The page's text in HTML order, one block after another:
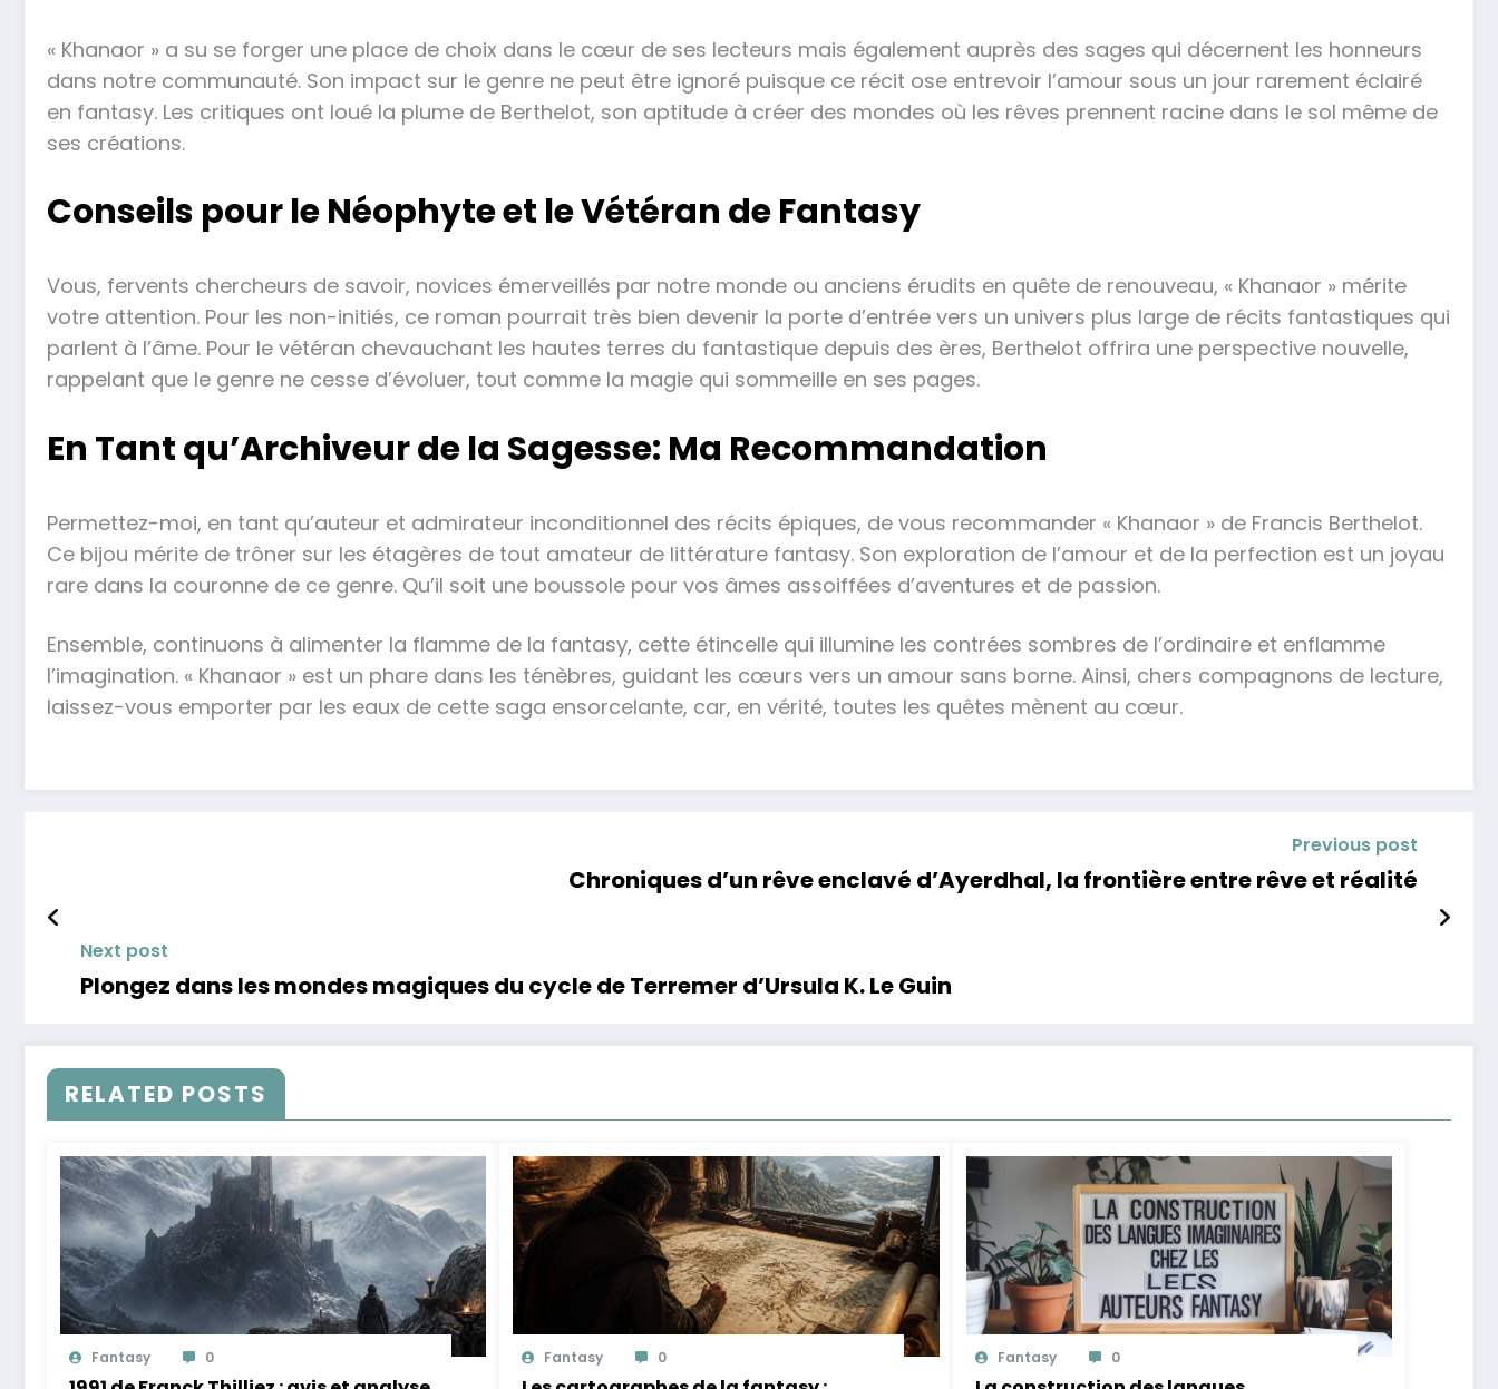
« Khanaor » a su se forger une place de choix dans le cœur de ses lecteurs mais également auprès des sages qui décernent les honneurs
dans notre communauté. Son impact sur le genre ne peut être ignoré puisque ce récit ose entrevoir l’amour sous un jour rarement éclairé
en fantasy. Les critiques ont loué la plume de Berthelot, son aptitude à créer des mondes où les rêves prennent racine dans le sol même de
ses créations.
Conseils pour le Néophyte et le Vétéran de Fantasy
Vous, fervents chercheurs de savoir, novices émerveillés par notre monde ou anciens érudits en quête de renouveau, « Khanaor » mérite
votre attention. Pour les non-initiés, ce roman pourrait très bien devenir la porte d’entrée vers un univers plus large de récits fantastiques qui
parlent à l’âme. Pour le vétéran chevauchant les hautes terres du fantastique depuis des ères, Berthelot offrira une perspective nouvelle,
rappelant que le genre ne cesse d’évoluer, tout comme la magie qui sommeille en ses pages.
En Tant qu’Archiveur de la Sagesse: Ma Recommandation
Permettez-moi, en tant qu’auteur et admirateur inconditionnel des récits épiques, de vous recommander « Khanaor » de Francis Berthelot.
Ce bijou mérite de trôner sur les étagères de tout amateur de littérature fantasy. Son exploration de l’amour et de la perfection est un joyau
rare dans la couronne de ce genre. Qu’il soit une boussole pour vos âmes assoiffées d’aventures et de passion.
Ensemble, continuons à alimenter la flamme de la fantasy, cette étincelle qui illumine les contrées sombres de l’ordinaire et enflamme
l’imagination. « Khanaor » est un phare dans les ténèbres, guidant les cœurs vers un amour sans borne. Ainsi, chers compagnons de lecture,
laissez-vous emporter par les eaux de cette saga ensorcelante, car, en vérité, toutes les quêtes mènent au cœur.
Previous post
Chroniques d’un rêve enclavé d’Ayerdhal, la frontière entre rêve et réalité
Next post
Plongez dans les mondes magiques du cycle de Terremer d’Ursula K. Le Guin
RELATED POSTS
Fantasy 0 Fantasy 0 Fantasy 0